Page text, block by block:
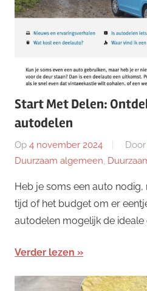
Start Met Delen:
autodelen
Op 4 november 2024 Door
Duurzaam algemeen,
Heb je soms een auto
tijd of het budget om er
autodelen mogelijk de
Verder lezen